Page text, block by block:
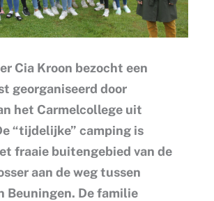
Cia Kroon bezocht een
georganiseerd door
het Carmelcollege uit
“tijdelijke” camping is
fraaie buitengebied van de
aan de weg tussen
Beuningen. De familie